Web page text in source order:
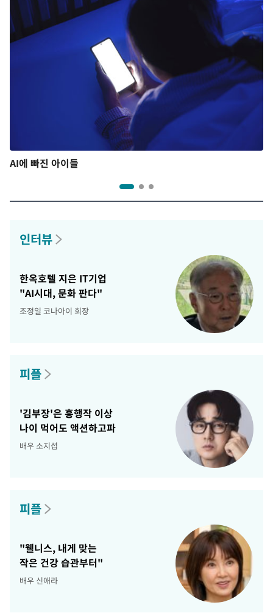
AI에 빠진 아이들
인터뷰
한옥호텔 지은 IT기업
"AI시대, 문화 판다"
조정일 코나아이 회장
피플
'김부장'은 흥행작 이상
나이 먹어도 액션하고파
배우 소지섭
피플
"웰니스, 내게 맞는
작은 건강 습관부터"
배우 신애라